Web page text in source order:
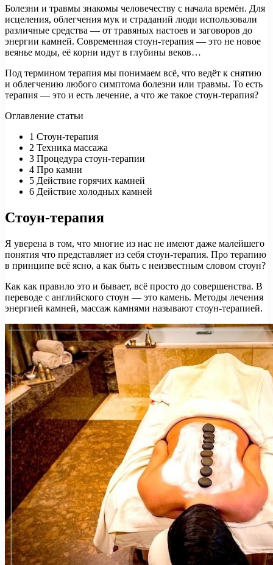
Болезни и травмы знакомы человечеству с начала времён. Для
исцеления, облегчения мук и страданий люди использовали
различные средства — от травяных настоев и заговоров до
энергии камней. Современная стоун-терапия — это не новое
веянье моды, её корни идут в глубины веков…
Под термином терапия мы понимаем всё, что ведёт к снятию
и облегчению любого симптома болезни или травмы. То есть
терапия — это и есть лечение, а что же такое стоун-терапия?
Оглавление статьи
1 Стоун-терапия
2 Техника массажа
3 Процедура стоун-терапии
4 Про камни
5 Действие горячих камней
6 Действие холодных камней
Стоун-терапия
Я уверена в том, что многие из нас не имеют даже малейшего
понятия что представляет из себя стоун-терапия. Про терапию
в принципе всё ясно, а как быть с неизвестным словом стоун?
Как как правило это и бывает, всё просто до совершенства. В
переводе с английского стоун — это камень. Методы лечения
энергией камней, массаж камнями называют стоун-терапией.